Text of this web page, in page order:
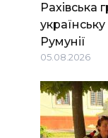
Рахівська
Румунії
05.08.2026